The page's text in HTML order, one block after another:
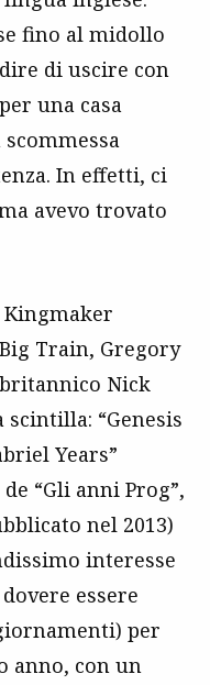
fino al midollo
di uscire con
una casa
In effetti, ci
avevo trovato
Kingmaker
Train, Gregory
Nick
“Genesis
Years”
“Gli anni Prog”,
nel 2013)
interesse
essere
per
anno, con un